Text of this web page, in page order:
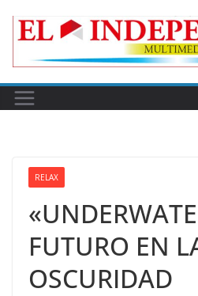
RELAX
FUTURO EN
OSCURIDAD